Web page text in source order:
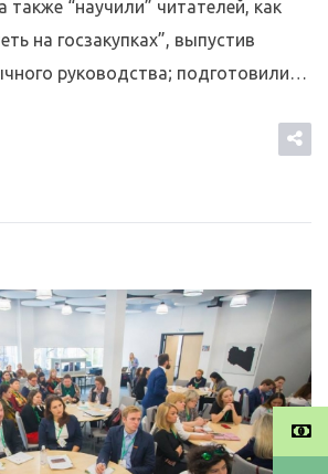
также “научили” читателей, как
на госзакупках”, выпустив
руководства; подготовили…